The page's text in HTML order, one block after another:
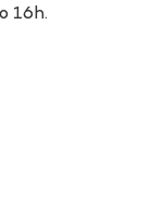
16h.